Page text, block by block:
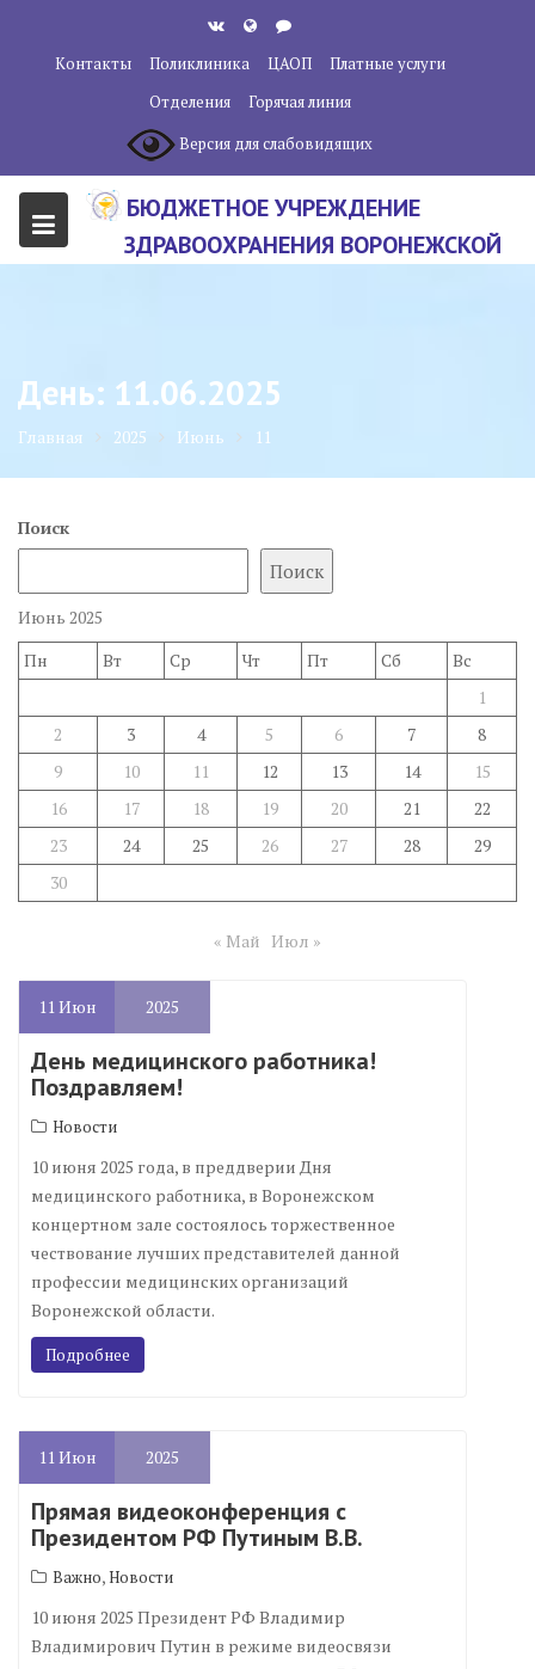
содержанию
Контакты Поликлиника ЦАОП
Платные услуги
Отделения
Горячая линия
Версия для слабовидящих
БЮДЖЕТНОЕ УЧРЕЖДЕНИЕ
ЗДРАВООХРАНЕНИЯ ВОРОНЕЖСКОЙ
ЦЕНТР"
День: 11.06.2025
Главная 2025 Июнь 11
Поиск
Поиск
Июнь 2025
Пн
Вт Ср Чт Пт Сб
Вс
1
2
3 4 5 6 7
8
9
10 11 12 13 14
15
16
17 18 19 20 21
22
23
24 25 26 27 28
29
30
« Май Июл »
11Июн 2025
День медицинского работника!
Поздравляем!
Новости
10 июня 2025 года, в преддверии Дня
медицинского работника, в Воронежском
концертном зале состоялось торжественное
чествование лучших представителей данной
профессии медицинских организаций
Воронежской области.
Подробнее
11Июн 2025
Прямая видеоконференция с
Президентом РФ Путиным В.В.
Важно,Новости
10 июня 2025 Президент РФ Владимир
Владимирович Путин в режиме видеосвязи